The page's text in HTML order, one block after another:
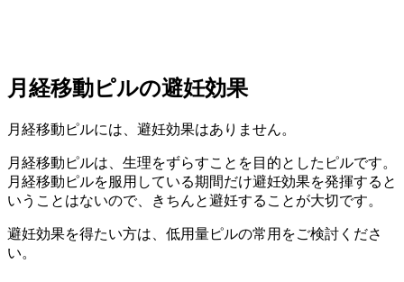
月経移動ピルの避妊効果
月経移動ピルには、 避妊効果はありません。
月経移動ピルは、生理をずらすことを目的としたピルです。
月経移動ピルを服用している期間だけ避妊効果を発揮すると
いうことはないので、きちんと避妊することが大切です。
避妊効果を得たい方は、 低用量ピルの常用をご検討くださ
い。